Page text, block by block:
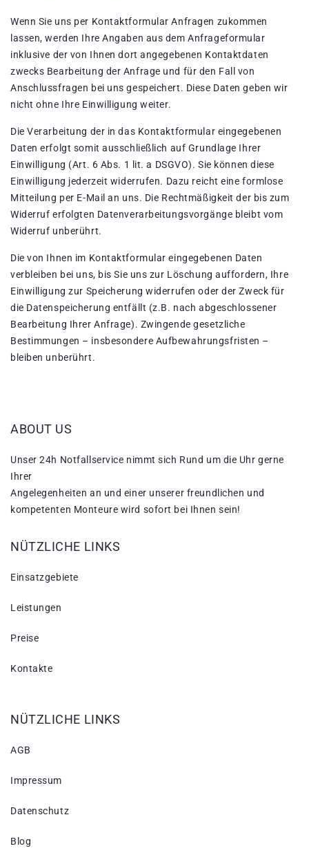
Wenn Sie uns per Kontaktformular Anfragen zukommen
lassen, werden Ihre Angaben aus dem Anfrageformular
inklusive der von Ihnen dort angegebenen Kontaktdaten
zwecks Bearbeitung der Anfrage und für den Fall von
Anschlussfragen bei uns gespeichert. Diese Daten geben wir
nicht ohne Ihre Einwilligung weiter.
Die Verarbeitung der in das Kontaktformular eingegebenen
Daten erfolgt somit ausschließlich auf Grundlage Ihrer
Einwilligung (Art. 6 Abs. 1 lit. a DSGVO). Sie können diese
Einwilligung jederzeit widerrufen. Dazu reicht eine formlose
Mitteilung per E-Mail an uns. Die Rechtmäßigkeit der bis zum
Widerruf erfolgten Datenverarbeitungsvorgänge bleibt vom
Widerruf unberührt.
Die von Ihnen im Kontaktformular eingegebenen Daten
verbleiben bei uns, bis Sie uns zur Löschung auffordern, Ihre
Einwilligung zur Speicherung widerrufen oder der Zweck für
die Datenspeicherung entfällt (z.B. nach abgeschlossener
Bearbeitung Ihrer Anfrage). Zwingende gesetzliche
Bestimmungen – insbesondere Aufbewahrungsfristen –
bleiben unberührt.
ABOUT US
Unser 24h Notfallservice nimmt sich Rund um die Uhr gerne
Ihrer
Angelegenheiten an und einer unserer freundlichen und
kompetenten Monteure wird sofort bei Ihnen sein!
NÜTZLICHE LINKS
Einsatzgebiete
Leistungen
Preise
Kontakte
NÜTZLICHE LINKS
AGB
Impressum
Datenschutz
Blog